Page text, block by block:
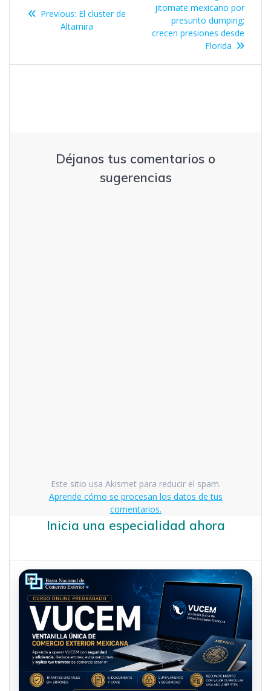
de
entradas
Previous: Previous
post:
El cluster de
Altamira
post:
jitomate mexicano por
presunto dumping;
crecen presiones desde
Florida
Déjanos tus comentarios o
sugerencias
Este sitio usa Akismet para reducir el spam.
Aprende cómo se procesan los datos de tus
comentarios.
Inicia una especialidad ahora